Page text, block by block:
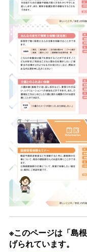
※このページは「島
げられています。